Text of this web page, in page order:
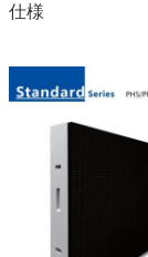
仕様